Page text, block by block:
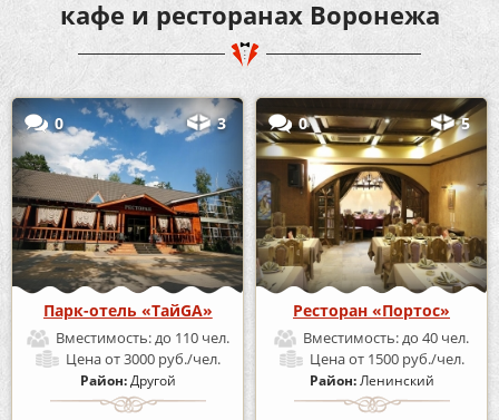
кафе и ресторанах Воронежа
0 3
Парк-отель «ТайGA»
Вместимость:до 110 чел.
Ценаот 3000 руб./чел.
Район:Другой
0 5
Ресторан «Портос»
Вместимость:до 40 чел.
Ценаот 1500 руб./чел.
Район:Ленинский